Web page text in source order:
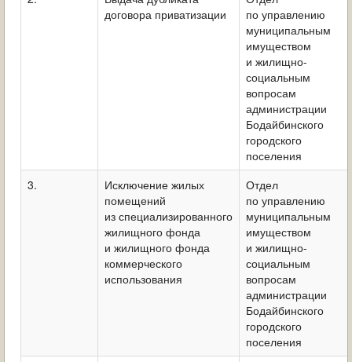
договора приватизации
по управлению
муниципальным
имуществом
и жилищно-
социальным
вопросам
администрации
Бодайбинского
городского
поселения
3.
Исключение жилых
помещений
из специализированного
жилищного фонда
и жилищного фонда
коммерческого
использования
Отдел
по управлению
муниципальным
имуществом
и жилищно-
социальным
вопросам
администрации
Бодайбинского
городского
поселения